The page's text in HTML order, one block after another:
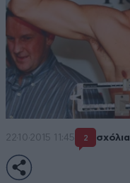
22·10·2015 11:45 2 σχόλια